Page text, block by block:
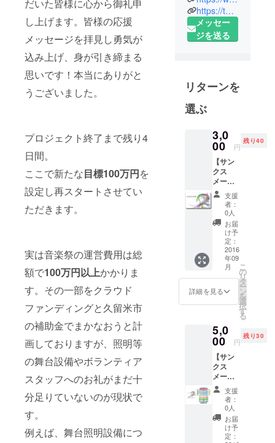
だいた皆様に心から御礼申
し上げます。皆様の応援
メッセージを拝見し勇気が
込み上げ、身が引き締まる
思いです！本当にありがと
うございました。
プロジェクト終了まで残り4
日間。
ここで新たな目標100万円を
設定し再スタートさせてい
ただきます。
実は音楽祭の運営費用は総
額で100万円以上かかりま
す。その一部をクラウド
ファンディングと久留米市
の補助金でまかなおうと計
画しておりますが、照明等
の舞台設備やボランティア
スタッフへのお礼がまだ十
分足りていないのが現状で
す。
例えば、舞台照明設備につ
を運営して
います。
「KANIKAPI
う！」とい
う意のハワ
イ語。元バ
ンド少年＆
少女だった
熱い有志た
ちと一緒
に、音楽の
まち久留米
市の魅力を
世界に向け
て発信して
いく活動を
展開中。く
るめジュニ
ア音楽祭実
行委員長
https://twitter.com/kurumejr_2016
メッセー
ジを送る
リターンを
選ぶ
3,0
00 円
残り40
【サン
クス
メー
ル】
KANIK
APILA
Music
Clubか
らお礼
のメー
ルをお
送りし
ます。
【サ
ポー
ターズ
（1
枚）】
会員番
号とご
氏名
（又は
ニック
ネー
ム）が
記載さ
れたご
支援い
支援
者：
0人
お届
け予
定：
2016
年09
月
詳細を見る
こ
の
リ
タ
ー
ン
を
選
択
す
る
5,0
00 円
残り30
【サン
クス
メー
ル】
KANIK
APILA
Music
Clubか
らお礼
支援
者：
0人
お届
け予
定：